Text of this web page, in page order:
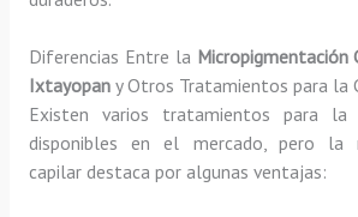
Diferencias Entre la Micropigmentación
Ixtayopany Otros Tratamientos para la
Existen varios tratamientos para
disponibles en el mercado, pero la
capilar destaca por algunas ventajas: